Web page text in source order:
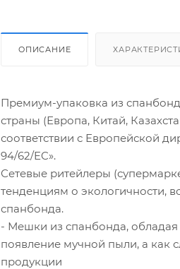
ОПИСАНИЕ
Премиум-упаковка из
страны (Европа, Китай,
соответствии с Европейской
94/62/EC».
Сетевые ритейлеры
тенденциям о экологичности,
спанбонда.
- Мешки из спанбонда,
появление мучной пыли, а как
продукции